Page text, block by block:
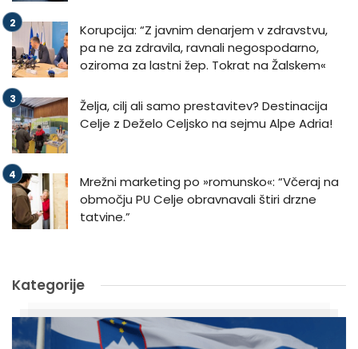
Korupcija: “Z javnim denarjem v zdravstvu,
pa ne za zdravila, ravnali negospodarno,
oziroma za lastni žep. Tokrat na Žalskem«
Želja, cilj ali samo prestavitev? Destinacija
Celje z Deželo Celjsko na sejmu Alpe Adria!
Mrežni marketing po »romunsko«: “Včeraj na
območju PU Celje obravnavali štiri drzne
tatvine.”
Kategorije